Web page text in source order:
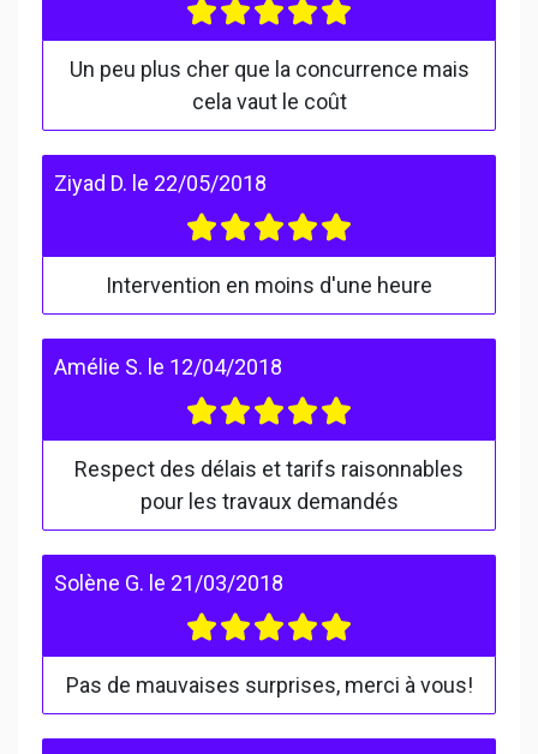
Un peu plus cher que la concurrence mais
cela vaut le coût
Ziyad D. le 22/05/2018
Intervention en moins d'une heure
Amélie S. le 12/04/2018
Respect des délais et tarifs raisonnables
pour les travaux demandés
Solène G. le 21/03/2018
Pas de mauvaises surprises, merci à vous!